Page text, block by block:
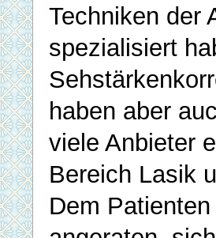
Techniken der
spezialisiert
haben aber
viele Anbieter
Bereich Lasik
Dem